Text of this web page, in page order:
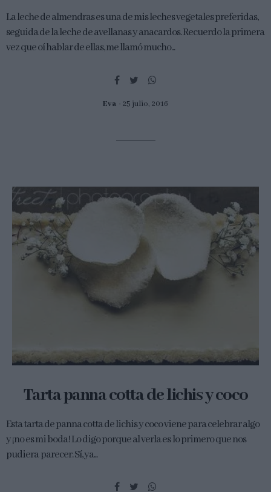
La leche de almendras es una de mis leches vegetales preferidas,
seguida de la leche de avellanas y anacardos. Recuerdo la primera
vez que oí hablar de ellas, me llamó mucho...
Eva 25 julio, 2016
Tarta panna cotta de lichis y coco
Esta tarta de panna cotta de lichis y coco viene para celebrar algo
y ¡no es mi boda! Lo digo porque al verla es lo primero que nos
pudiera parecer. Sí, ya...